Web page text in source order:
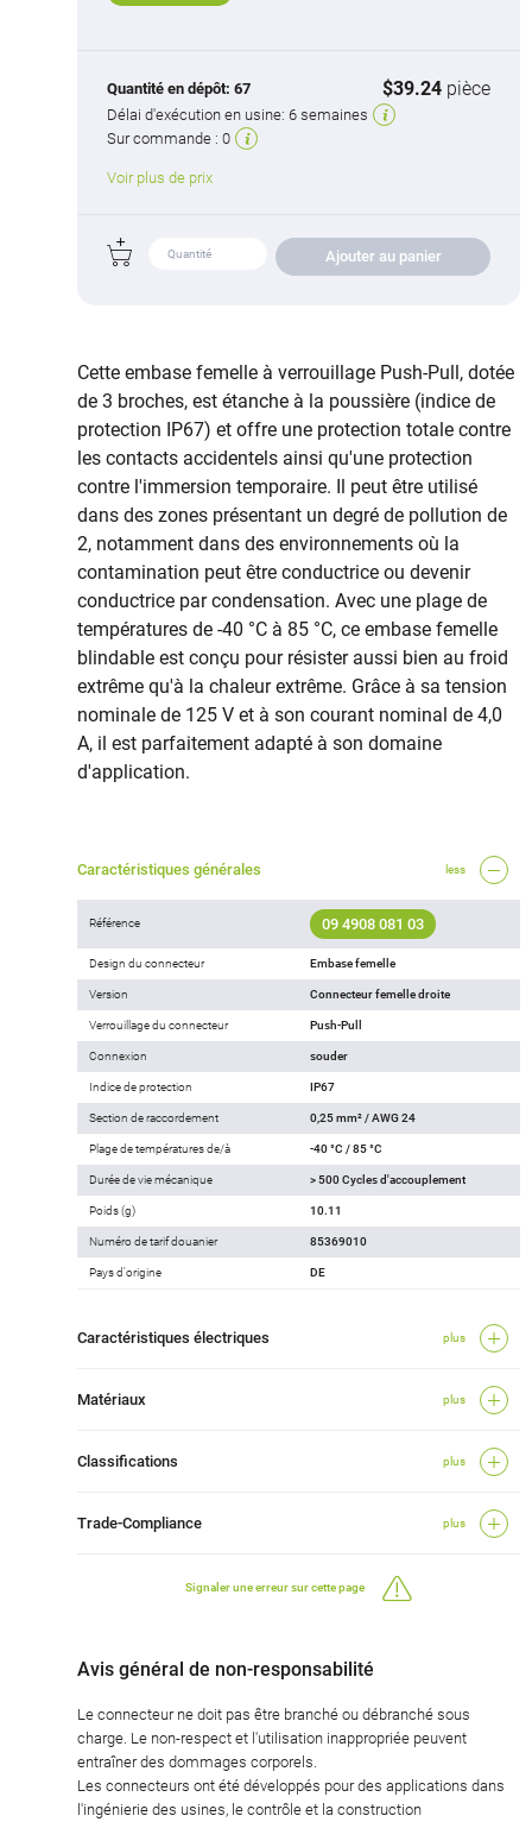
Quantité en dépôt: 67 $39.24 pièce
Délai d'exécution en usine: 6 semaines
Sur commande : 0
Voir plus de prix
Ajouter au panier
Cette embase femelle à verrouillage Push-Pull, dotée
de 3 broches, est étanche à la poussière (indice de
protection IP67) et offre une protection totale contre
les contacts accidentels ainsi qu'une protection
contre l'immersion temporaire. Il peut être utilisé
dans des zones présentant un degré de pollution de
2, notamment dans des environnements où la
contamination peut être conductrice ou devenir
conductrice par condensation. Avec une plage de
températures de -40 °C à 85 °C, ce embase femelle
blindable est conçu pour résister aussi bien au froid
extrême qu'à la chaleur extrême. Grâce à sa tension
nominale de 125 V et à son courant nominal de 4,0
A, il est parfaitement adapté à son domaine
d'application.
Caractéristiques générales less
Référence 09 4908 081 03
Design du connecteur Embase femelle
Version Connecteur femelle droite
Verrouillage du connecteur Push-Pull
Connexion souder
Indice de protection IP67
Section de raccordement 0,25 mm² / AWG 24
Plage de températures de/à -40 °C / 85 °C
Durée de vie mécanique > 500 Cycles d'accouplement
Poids (g) 10.11
Numéro de tarif douanier 85369010
Pays d'origine DE
Caractéristiques électriques plus
Matériaux plus
Classifications plus
Trade-Compliance plus
Signaler une erreur sur cette page
Avis général de non-responsabilité
Le connecteur ne doit pas être branché ou débranché sous
charge. Le non-respect et l'utilisation inappropriée peuvent
entraîner des dommages corporels.
Les connecteurs ont été développés pour des applications dans
l'ingénierie des usines, le contrôle et la construction